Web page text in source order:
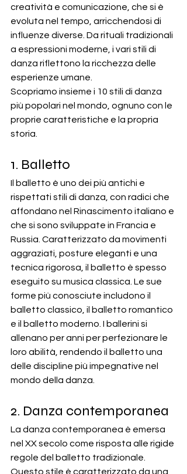
creatività e comunicazione, che si è
evoluta nel tempo, arricchendosi di
influenze diverse. Da rituali tradizionali
a espressioni moderne, i vari stili di
danza riflettono la ricchezza delle
esperienze umane.
Scopriamo insieme i 10 stili di danza
più popolari nel mondo, ognuno con le
proprie caratteristiche e la propria
storia.
1. Balletto
Il balletto è uno dei più antichi e
rispettati stili di danza, con radici che
affondano nel Rinascimento italiano e
che si sono sviluppate in Francia e
Russia. Caratterizzato da movimenti
aggraziati, posture eleganti e una
tecnica rigorosa, il balletto è spesso
eseguito su musica classica. Le sue
forme più conosciute includono il
balletto classico, il balletto romantico
e il balletto moderno. I ballerini si
allenano per anni per perfezionare le
loro abilità, rendendo il balletto una
delle discipline più impegnative nel
mondo della danza.
2. Danza contemporanea
La danza contemporanea è emersa
nel XX secolo come risposta alle rigide
regole del balletto tradizionale.
Questo stile è caratterizzato da una